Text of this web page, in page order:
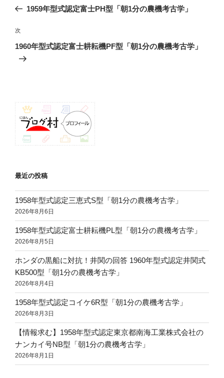
ナ
ビ
ゲ
ー
ン
の
稿
1959年型式認定富士PH型「朝1分の農機考古学」
次
の
次
1960年型式認定富士耕耘機PF型「朝1分の農機考古学」
最近の投稿
1958年型式認定三恵式S型「朝1分の農機考古学」
2026年8月6日
1958年型式認定富士耕耘機PL型「朝1分の農機考古学」
2026年8月5日
ホンダの黒船に対抗！井関の回答 1960年型式認定井関式
KB500型「朝1分の農機考古学」
2026年8月4日
1958年型式認定コイケ6R型「朝1分の農機考古学」
2026年8月3日
【情報求む】1958年型式認定東京都南海工業株式会社の
ナンカイ号NB型「朝1分の農機考古学」
2026年8月1日